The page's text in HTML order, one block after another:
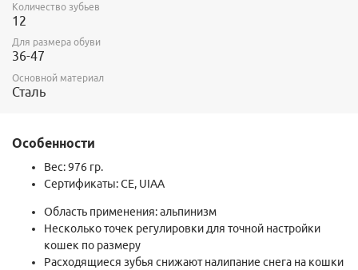
Количество зубьев
12
Для размера обуви
36-47
Основной материал
Сталь
Особенности
Вес: 976 гр.
Сертификаты: CE, UIAA
Область применения: альпинизм
Несколько точек регулировки для точной настройки
кошек по размеру
Расходящиеся зубья снижают налипание снега на кошки